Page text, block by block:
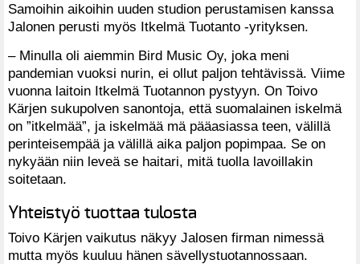
Samoihin aikoihin uuden studion perustamisen kanssa
Jalonen perusti myös Itkelmä Tuotanto -yrityksen.
– Minulla oli aiemmin Bird Music Oy, joka meni
pandemian vuoksi nurin, ei ollut paljon tehtävissä. Viime
vuonna laitoin Itkelmä Tuotannon pystyyn. On Toivo
Kärjen sukupolven sanontoja, että suomalainen iskelmä
on ”itkelmää”, ja iskelmää mä pääasiassa teen, välillä
perinteisempää ja välillä aika paljon popimpaa. Se on
nykyään niin leveä se haitari, mitä tuolla lavoillakin
soitetaan.
Yhteistyö tuottaa tulosta
Toivo Kärjen vaikutus näkyy Jalosen firman nimessä
mutta myös kuuluu hänen sävellystuotannossaan.